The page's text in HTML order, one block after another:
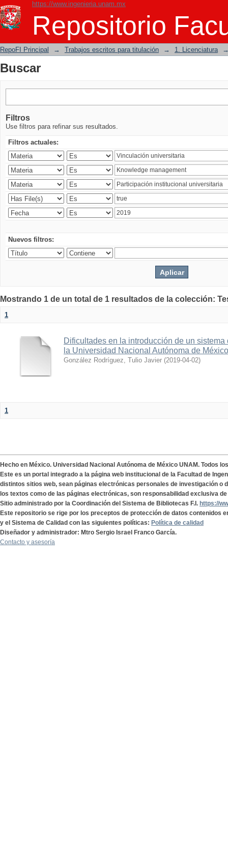
https://www.ingenieria.unam.mx
Repositorio
Buscar
RepoFI Principal → Trabajos escritos para titulación → 1. Licenciatura
Buscar
Filtros
Use filtros para refinar sus resultados.
Filtros actuales:
Nuevos filtros:
Mostrando 1 de un total de 1 resultados de la colección:
1
Dificultades en la introducción de un
la Universidad Nacional Autónoma de
González Rodríguez, Tulio Javier (2019-04-02)
1
Hecho en México. Universidad Nacional Autónoma de México UNAM. Todos
Este es un portal integrado a la página web institucional de la Facultad de
distintos sitios web, sean páginas electrónicas personales de investigación o
los textos como de las páginas electrónicas, son responsabilidad exclusiva
Sitio administrado por la Coordinación del Sistema de Bibliotecas F.I. https://
Este repositorio se rige por los preceptos de protección de datos contenidos
y el Sistema de Calidad con las siguientes políticas: Política de calidad
Diseñador y administrador: Mtro Sergio Israel Franco García.
Contacto y asesoría